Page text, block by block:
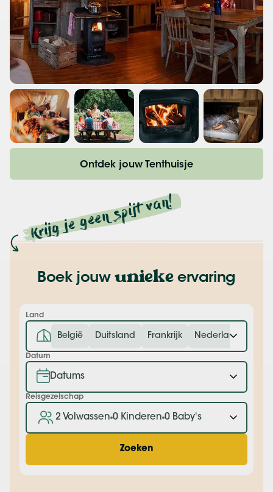
Ontdek jouw Tenthuisje
Krijg je geen spijt van!
Boek jouwuniekeervaring
Land
België Duitsland Frankrijk Nederland
Datum
Reisgezelschap
2 Volwassen 0 Kinderen 0 Baby's
Zoeken